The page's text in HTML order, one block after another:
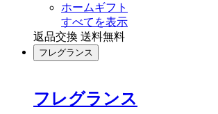
ホームギフト
すべてを表示
返品交換 送料無料
フレグランス
フレグランス